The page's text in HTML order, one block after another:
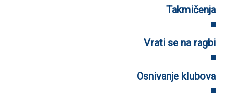
Takmičenja
Vrati se na ragbi
Osnivanje klubova